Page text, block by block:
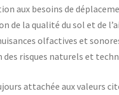
aux besoins de
de la qualité du sol et de
olfactives et
des risques naturels et
attachée aux valeurs